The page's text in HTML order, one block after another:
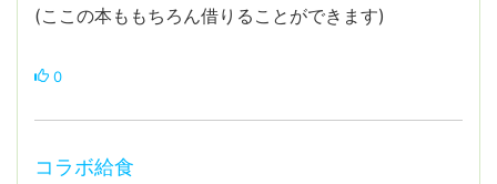
(ここの本ももちろん借りることができます)
0
コラボ給食